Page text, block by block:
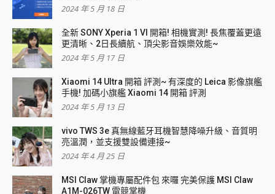
2024 年 5 月 18 日
全新 SONY Xperia 1 VI 開箱! 相機實測! 長焦覆蓋更遠
更清晰、2日長續航、頂尖影音娛樂效能~
2024 年 5 月 17 日
Xiaomi 14 Ultra 開箱 評測~ 有深度的 Leica 影像旗艦
手機! 加碼小旗艦 Xiaomi 14 開箱 評測
2024 年 5 月 13 日
vivo TWS 3e 真無線藍牙耳機智慧降噪升級、音質明
亮溫潤，並支援雙設備連接~
2024 年 4 月 25 日
MSI Claw 掌機專屬配件包 來囉 完美保護 MSI Claw
A1M-026TW 電競掌機